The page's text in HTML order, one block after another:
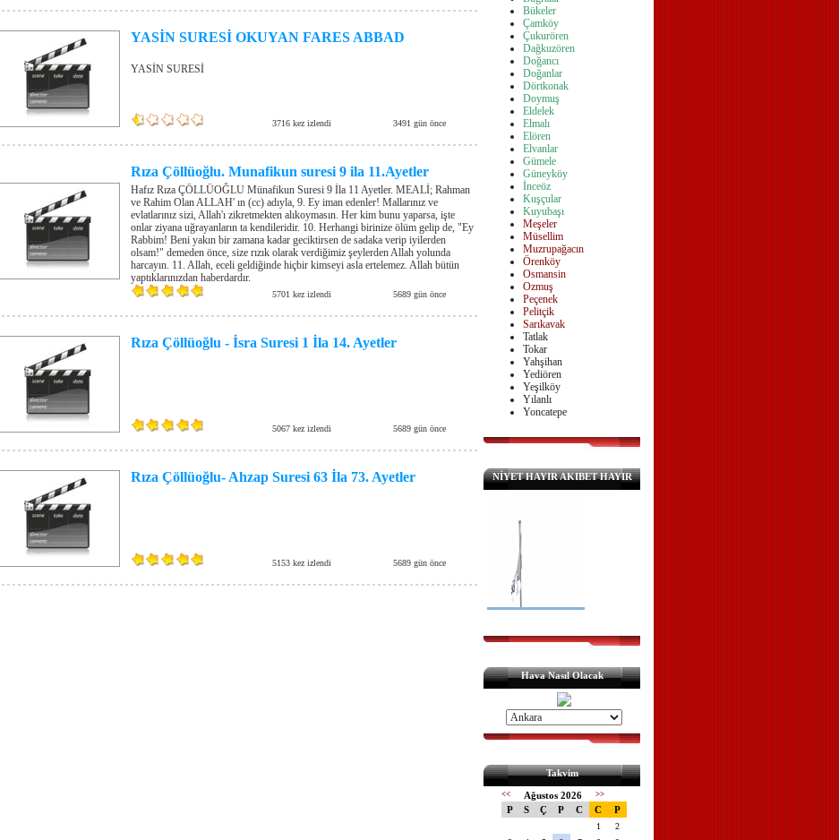
YASİN SURESİ OKUYAN FARES ABBAD
YASİN SURESİ
3716 kez izlendi 3491 gün önce
Rıza Çöllüoğlu. Munafikun suresi 9 ila 11.Ayetler
Hafız Rıza ÇÖLLÜOĞLU Münafikun Suresi 9 İla 11 Ayetler. MEALİ; Rahman
ve Rahim Olan ALLAH' ın (cc) adıyla, 9. Ey iman edenler! Mallarınız ve
evlatlarınız sizi, Allah'ı zikretmekten alıkoymasın. Her kim bunu yaparsa, işte
onlar ziyana uğrayanların ta kendileridir. 10. Herhangi birinize ölüm gelip de, "Ey
Rabbim! Beni yakın bir zamana kadar geciktirsen de sadaka verip iyilerden
olsam!" demeden önce, size rızık olarak verdiğimiz şeylerden Allah yolunda
harcayın. 11. Allah, eceli geldiğinde hiçbir kimseyi asla ertelemez. Allah bütün
yaptıklarınızdan haberdardır.
5701 kez izlendi 5689 gün önce
Rıza Çöllüoğlu - İsra Suresi 1 İla 14. Ayetler
5067 kez izlendi 5689 gün önce
Rıza Çöllüoğlu- Ahzap Suresi 63 İla 73. Ayetler
5153 kez izlendi 5689 gün önce
Bükeler
Çamköy
Çukurören
Dağkuzören
Doğancı
Doğanlar
Dörtkonak
Doymuş
Eldelek
Elmalı
Elören
Elvanlar
Gümele
Güneyköy
İnceöz
Kuşçular
Kuyubaşı
Meşeler
Müsellim
Muzrupağacın
Örenköy
Osmansin
Ozmuş
Peçenek
Pelitçik
Sarıkavak
Tatlak
Tokar
Yahşihan
Yediören
Yeşilköy
Yılanlı
Yoncatepe
NİYET HAYIR AKIBET HAYIR
Hava Nasıl Olacak
Takvim
<< Ağustos 2026 >>
P S Ç P C C P
1
2